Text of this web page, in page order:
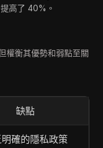
高了 40%。
權衡其優勢和弱點至關
缺點
確的隱私政策